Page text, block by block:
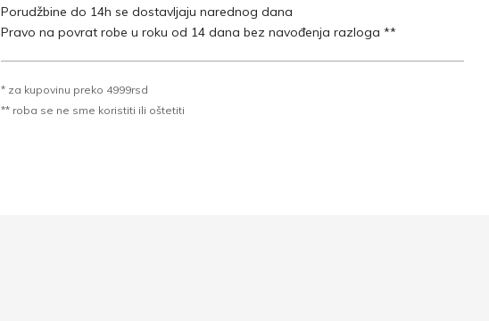
Porudžbine do 14h se dostavljaju narednog dana
Pravo na povrat robe u roku od 14 dana bez navođenja razloga **
* za kupovinu preko 4999rsd
** roba se ne sme koristiti ili oštetiti